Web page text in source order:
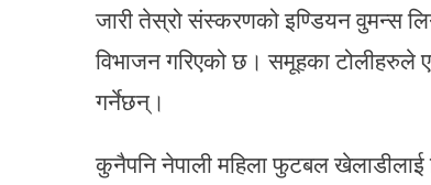
जारी तेस्रो संस्करणको इण्डियन वुमन्स
विभाजन गरिएको छ। समूहका टोलीहरुले
गर्नेछन्।
कुनैपनि नेपाली महिला फुटबल